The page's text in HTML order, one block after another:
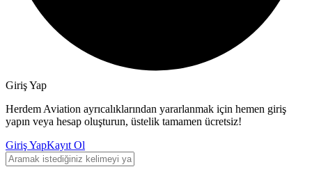
Giriş Yap
Herdem Aviation ayrıcalıklarından yararlanmak için hemen giriş
yapın veya hesap oluşturun, üstelik tamamen ücretsiz!
Giriş YapKayıt Ol